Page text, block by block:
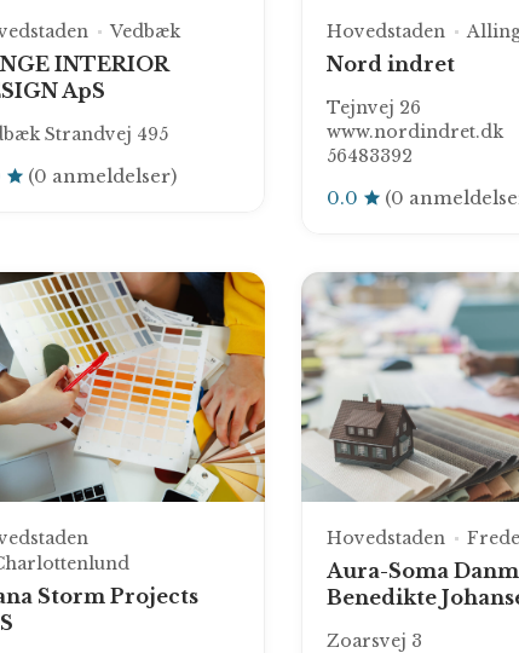
Vedbæk
INTERIOR
ApS
Strandvej 495
(0 anmeldelser)
Hovedstaden
Nord indret
Tejnvej 26
www.nordindret.dk
56483392
0.0 (0
Storm Projects
Hovedstaden
Aura-Soma
Benedikte
Zoarsvej 3